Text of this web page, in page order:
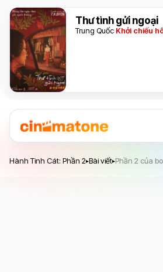
Thư tình gửi ngoại
Trung Quốc Khởi chiếu
Hành Tinh Cát: Phần 2▸Bài viết▸Phần 2 của